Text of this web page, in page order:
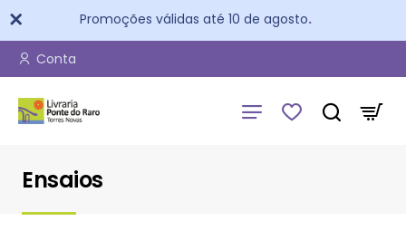
Promoções válidas até 10 de agosto.
Conta
Ensaios